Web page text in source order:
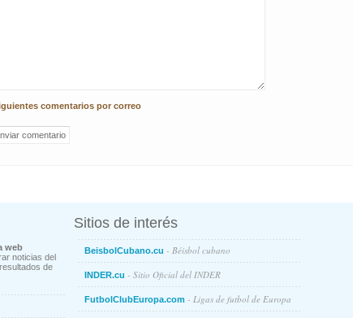
comentarios por correo
web
noticias del
de
Sitios de interés
BeisbolCubano.cu - Béisbol cubano
INDER.cu - Sitio Oficial del INDER
FutbolClubEuropa.com - Ligas de futbol de Europa